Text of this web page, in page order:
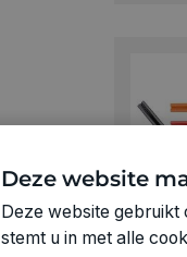
Deze website
Deze website gebruikt
stemt u in met alle